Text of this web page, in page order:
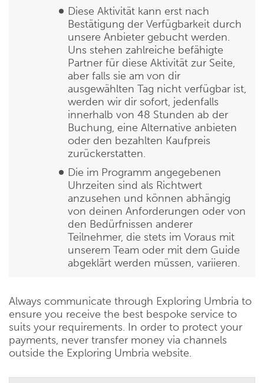
Diese Aktivität kann erst nach
Bestätigung der Verfügbarkeit durch
unsere Anbieter gebucht werden.
Uns stehen zahlreiche befähigte
Partner für diese Aktivität zur Seite,
aber falls sie am von dir
ausgewählten Tag nicht verfügbar ist,
werden wir dir sofort, jedenfalls
innerhalb von 48 Stunden ab der
Buchung, eine Alternative anbieten
oder den bezahlten Kaufpreis
zurückerstatten.
Die im Programm angegebenen
Uhrzeiten sind als Richtwert
anzusehen und können abhängig
von deinen Anforderungen oder von
den Bedürfnissen anderer
Teilnehmer, die stets im Voraus mit
unserem Team oder mit dem Guide
abgeklärt werden müssen, variieren.
Always communicate through Exploring Umbria to
ensure you receive the best bespoke service to
suits your requirements. In order to protect your
payments, never transfer money via channels
outside the Exploring Umbria website.